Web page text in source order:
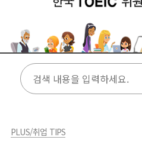
PLUS/취업 TIPS